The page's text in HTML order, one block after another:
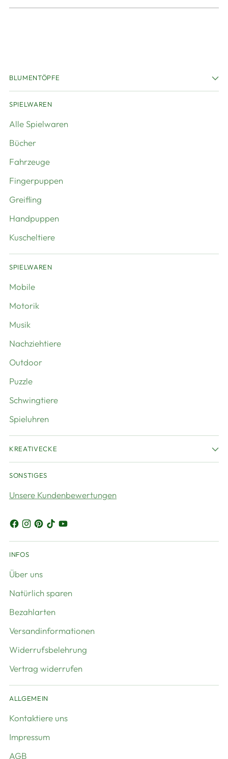
BLUMENTÖPFE
SPIELWAREN
Alle Spielwaren
Bücher
Fahrzeuge
Fingerpuppen
Greifling
Handpuppen
Kuscheltiere
SPIELWAREN
Mobile
Motorik
Musik
Nachziehtiere
Outdoor
Puzzle
Schwingtiere
Spieluhren
KREATIVECKE
SONSTIGES
Unsere Kundenbewertungen
INFOS
Über uns
Natürlich sparen
Bezahlarten
Versandinformationen
Widerrufsbelehrung
Vertrag widerrufen
ALLGEMEIN
Kontaktiere uns
Impressum
AGB